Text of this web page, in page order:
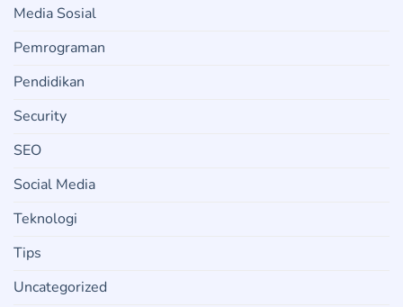
Media Sosial
Pemrograman
Pendidikan
Security
SEO
Social Media
Teknologi
Tips
Uncategorized